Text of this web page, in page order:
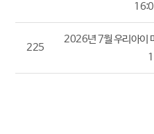
225
2026년 7월 우리아이